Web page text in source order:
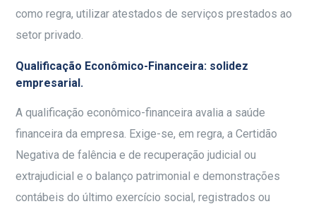
como regra, utilizar atestados de serviços prestados ao
setor privado.
Qualificação Econômico-Financeira: solidez
empresarial.
A qualificação econômico-financeira avalia a saúde
financeira da empresa. Exige-se, em regra, a Certidão
Negativa de falência e de recuperação judicial ou
extrajudicial e o balanço patrimonial e demonstrações
contábeis do último exercício social, registrados ou